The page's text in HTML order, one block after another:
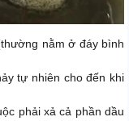
nằm ở đáy bình
tự nhiên cho đến khi
phải xả cả phần dầu